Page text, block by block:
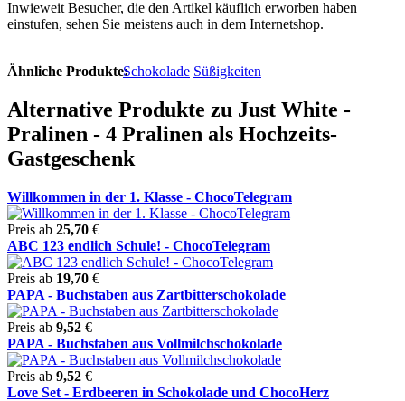
Inwieweit Besucher, die den Artikel käuflich erworben haben
einstufen, sehen Sie meistens auch in dem Internetshop.
Ähnliche Produkte:Schokolade Süßigkeiten
Alternative Produkte zu Just White -
Pralinen - 4 Pralinen als Hochzeits-
Gastgeschenk
Willkommen in der 1. Klasse - ChocoTelegram
Preis ab 25,70 €
ABC 123 endlich Schule! - ChocoTelegram
Preis ab 19,70 €
PAPA - Buchstaben aus Zartbitterschokolade
Preis ab 9,52 €
PAPA - Buchstaben aus Vollmilchschokolade
Preis ab 9,52 €
Love Set - Erdbeeren in Schokolade und ChocoHerz